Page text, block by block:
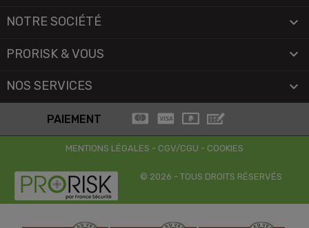
NOTRE SOCIÉTÉ 
PRORISK & VOUS 
NOS SERVICES 
PAIEMENT
MENTIONS LÉGALES - CGV/CGU - COOKIES
© 2026 - TOUS DROITS RÉSERVÉS